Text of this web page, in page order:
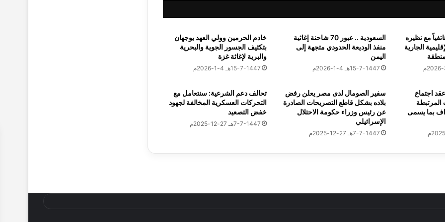
السعودي يبحث مع نظيره الإيراني مستجدات مفاوضات السلام
السعودي يبحث مع نظرائه الكويتي والمصري والقيرغيزي مستجدات المنطقة
ر
س
م
ن
ي
ر
ه
ل
ا
مع نظيره
الجارية
السعودية .. عبور 70 شاحنة إغاثية
منفذ الوديعة الحدودي متجهة إلى
اليمن
15-7-1447هـ 4-1-2026م
خادم الحرمين وولي العهد يوجهان
بتكثيف الجسور الجوية والبحرية
والبرية لإغاثة غزة
15-7-1447هـ 4-1-2026م
اجتماع
بما يسمى
سفير الصومال لدى مصر يعلن رفض
بلاده بشكل قاطع التصريحات الصادرة
عن رئيس وزراء حكومة الاحتلال
الإسرائيلي
7-7-1447هـ 27-12-2025م
تحالف دعم الشرعية: سنتعامل مع
التحركات العسكرية المخالفة لجهود
خفض التصعيد
7-7-1447هـ 27-12-2025م